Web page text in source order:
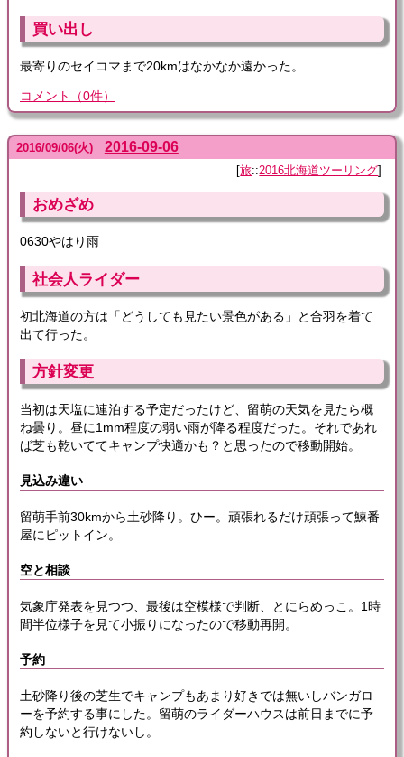
買い出し
最寄りのセイコマまで20kmはなかなか遠かった。
コメント （0件）
2016/09/06(火) 2016-09-06
旅::2016北海道ツーリング
おめざめ
0630やはり雨
社会人ライダー
初北海道の方は「どうしても見たい景色がある」と合羽を着て
出て行った。
方針変更
当初は天塩に連泊する予定だったけど、留萌の天気を見たら概
ね曇り。昼に1mm程度の弱い雨が降る程度だった。それであれ
ば芝も乾いててキャンプ快適かも？と思ったので移動開始。
見込み違い
留萌手前30kmから土砂降り。ひー。頑張れるだけ頑張って鰊番
屋にピットイン。
空と相談
気象庁発表を見つつ、最後は空模様で判断、とにらめっこ。1時
間半位様子を見て小振りになったので移動再開。
予約
土砂降り後の芝生でキャンプもあまり好きでは無いしバンガロ
ーを予約する事にした。留萌のライダーハウスは前日までに予
約しないと行けないし。